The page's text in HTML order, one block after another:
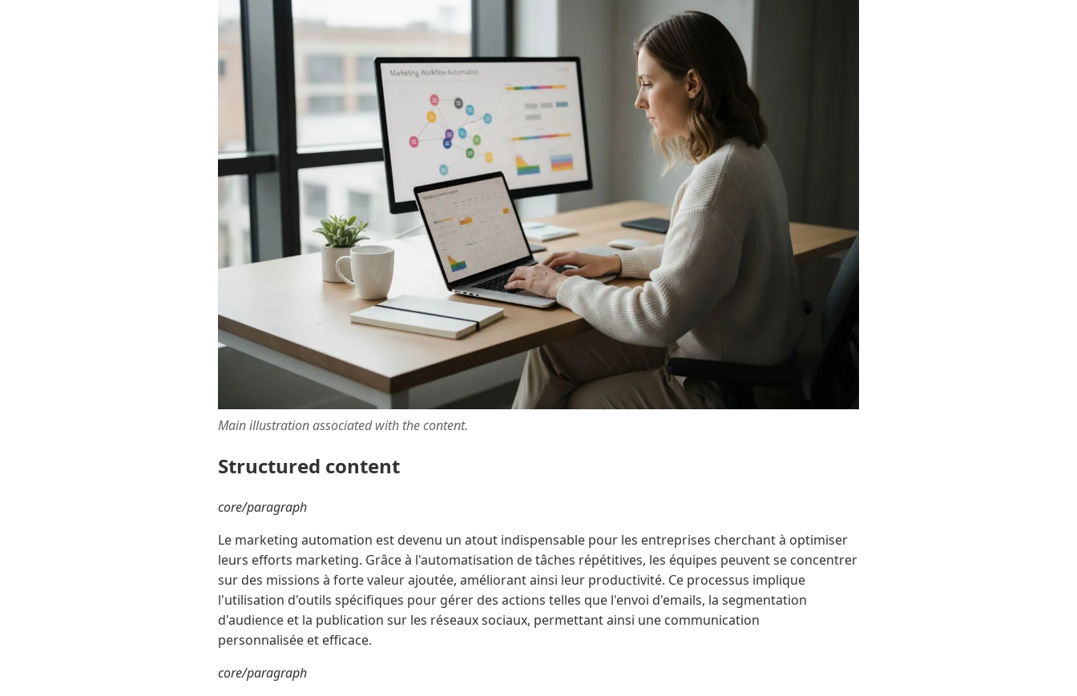
Main illustration associated with the content.
Structured content
core/paragraph
Le marketing automation est devenu un atout indispensable pour les entreprises cherchant à optimiser
leurs efforts marketing. Grâce à l'automatisation de tâches répétitives, les équipes peuvent se concentrer
sur des missions à forte valeur ajoutée, améliorant ainsi leur productivité. Ce processus implique
l'utilisation d'outils spécifiques pour gérer des actions telles que l'envoi d'emails, la segmentation
d'audience et la publication sur les réseaux sociaux, permettant ainsi une communication
personnalisée et efficace.
core/paragraph